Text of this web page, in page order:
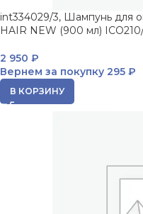
int334029/3, Шампунь для
HAIR NEW (900 мл)
2 950 ₽
Вернем за покупку 295 ₽
В КОРЗИНУ